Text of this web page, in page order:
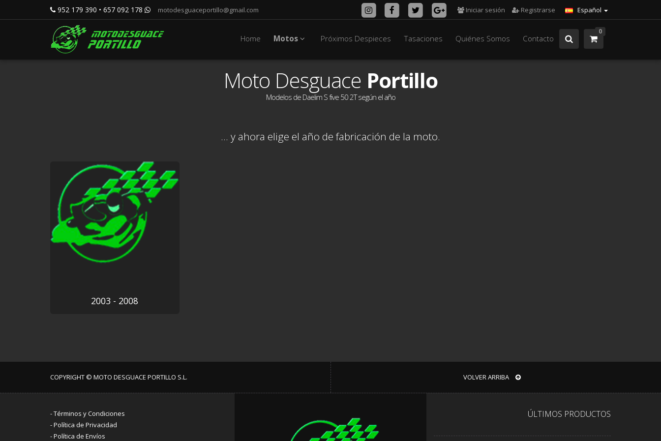
952 179 390 • 657 092 178 motodesguaceportillo@gmail.com Español
Iniciar sesión Registrarse
Home Motos Próximos Despieces Tasaciones Quiénes Somos Contacto
0
Moto Desguace Portillo
Modelos de Daelim S five 50 2T según el año
... y ahora elige el año de fabricación de la moto.
2003 - 2008
COPYRIGHT © MOTO DESGUACE PORTILLO S.L. VOLVER ARRIBA
-Términos y Condiciones
-Política de Privacidad
-Política de Envíos
ÚLTIMOS PRODUCTOS